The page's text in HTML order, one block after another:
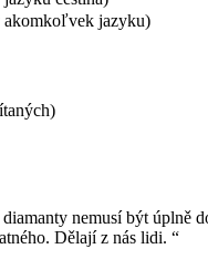
akomkoľvek jazyku)
nemusí být úplně
Dělají z nás lidi.